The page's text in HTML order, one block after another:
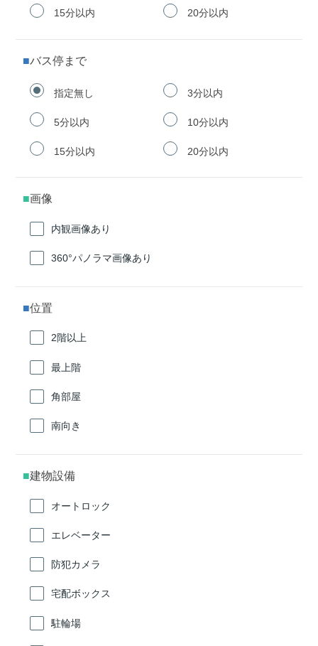
15分以内 20分以内
バス停まで
指定無し 3分以内
5分以内 10分以内
15分以内 20分以内
画像
内観画像あり
360°パノラマ画像あり
位置
2階以上
最上階
角部屋
南向き
建物設備
オートロック
エレベーター
防犯カメラ
宅配ボックス
駐輪場